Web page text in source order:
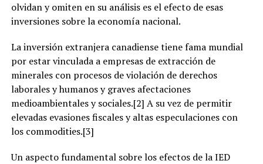
olvidan y omiten en su análisis es el efecto de esas
inversiones sobre la economía nacional.
La inversión extranjera canadiense tiene fama mundial
por estar vinculada a empresas de extracción de
minerales con procesos de violación de derechos
laborales y humanos y graves afectaciones
medioambientales y sociales.[2] A su vez de permitir
elevadas evasiones fiscales y altas especulaciones con
los commodities.[3]
Un aspecto fundamental sobre los efectos de la IED